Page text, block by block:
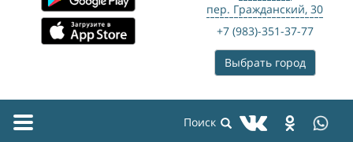
пер. Гражданский, 30
+7 (983)-351-37-77
Выбрать город
Toggle